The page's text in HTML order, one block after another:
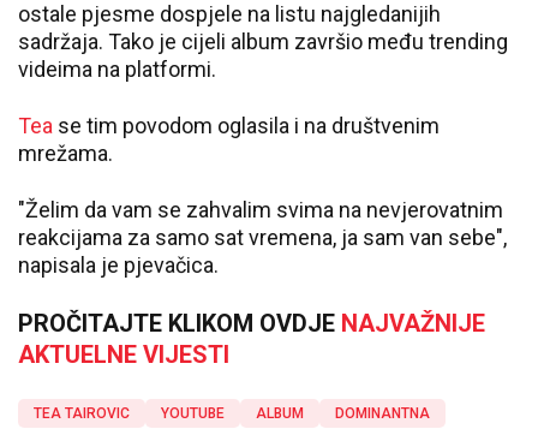
ostale pjesme dospjele na listu najgledanijih
sadržaja. Tako je cijeli album završio među trending
videima na platformi.
Tea se tim povodom oglasila i na društvenim
mrežama.
"Želim da vam se zahvalim svima na nevjerovatnim
reakcijama za samo sat vremena, ja sam van sebe",
napisala je pjevačica.
PROČITAJTE KLIKOM OVDJE NAJVAŽNIJE
AKTUELNE VIJESTI
TEA TAIROVIC YOUTUBE ALBUM DOMINANTNA